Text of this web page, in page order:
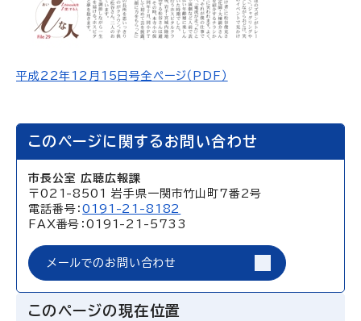
平成22年12月15日号全ページ（PDF）
このページに関するお問い合わせ
市長公室 広聴広報課
〒021-8501 岩手県一関市竹山町7番2号
電話番号：0191-21-8182
FAX番号：0191-21-5733
メールでのお問い合わせ
このページの現在位置